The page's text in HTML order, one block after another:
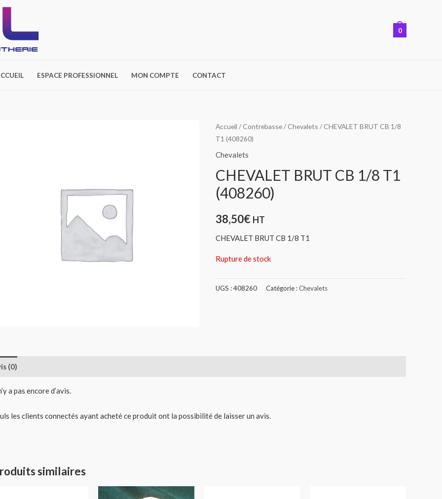
0
ESPACE PROFESSIONNEL MON COMPTE CONTACT
Accueil /Contrebasse/Chevalets / CHEVALET BRUT CB 1/8
T1 (408260)
Chevalets
CHEVALET BRUT CB 1/8 T1
(408260)
38,50€ HT
CHEVALET BRUT CB 1/8 T1
Rupture de stock
UGS :408260 Catégorie :Chevalets
(0)
a pas encore d’avis.
les clients connectés ayant acheté ce produit ont la possibilité de laisser un avis.
similaires